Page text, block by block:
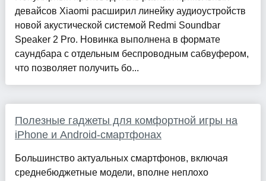
девайсов Xiaomi расширил линейку аудиоустройств
новой акустической системой Redmi Soundbar
Speaker 2 Pro. Новинка выполнена в формате
саундбара с отдельным беспроводным сабвуфером,
что позволяет получить бо...
Полезные гаджеты для комфортной игры на
iPhone и Android-смартфонах
Большинство актуальных смартфонов, включая
среднебюджетные модели, вполне неплохо